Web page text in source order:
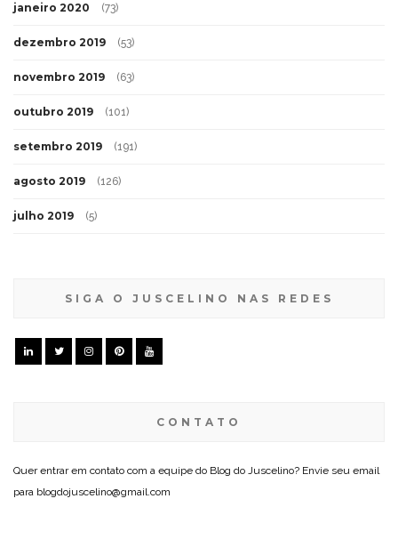
janeiro 2020 (73)
dezembro 2019 (53)
novembro 2019 (63)
outubro 2019 (101)
setembro 2019 (191)
agosto 2019 (126)
julho 2019 (5)
SIGA O JUSCELINO NAS REDES
CONTATO
Quer entrar em contato com a equipe do Blog do Juscelino? Envie seu email
para blogdojuscelino@gmail.com